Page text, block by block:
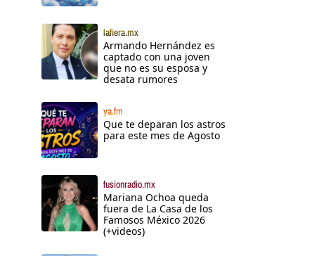
lafiera.mx
Armando Hernández es
captado con una joven
que no es su esposa y
desata rumores
ya.fm
Que te deparan los astros
para este mes de Agosto
fusionradio.mx
Mariana Ochoa queda
fuera de La Casa de los
Famosos México 2026
(+videos)